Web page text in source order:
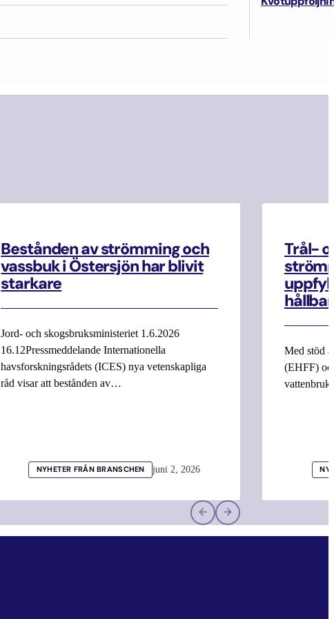
Bestånden av strömming och
vassbuk i Östersjön har blivit
starkare
Jord- och skogsbruksministeriet 1.6.2026
16.12Pressmeddelande Internationella
havsforskningsrådets (ICES) nya vetenskapliga
råd visar att bestånden av…
NYHETER FRÅN BRANSCHEN juni 2, 2026
Trål-
Med stöd
(EHFF)